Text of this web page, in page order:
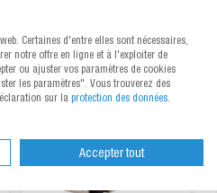
Certaines d'entre elles sont nécessaires,
notre offre en ligne et à l'exploiter de
ou ajuster vos paramètres de cookies
les paramètres". Vous trouverez des
sur la protection des données.
Accepter tout